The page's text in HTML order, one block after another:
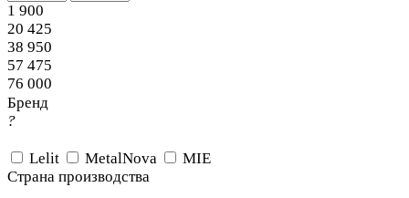
1 900
20 425
38 950
57 475
76 000
Бренд
?
Lelit MetalNova
MIE
Страна производства